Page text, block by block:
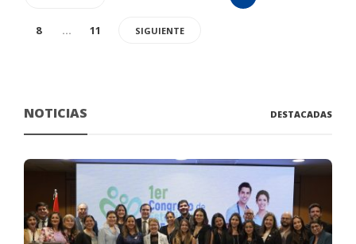
8 … 11 SIGUIENTE
NOTICIAS DESTACADAS